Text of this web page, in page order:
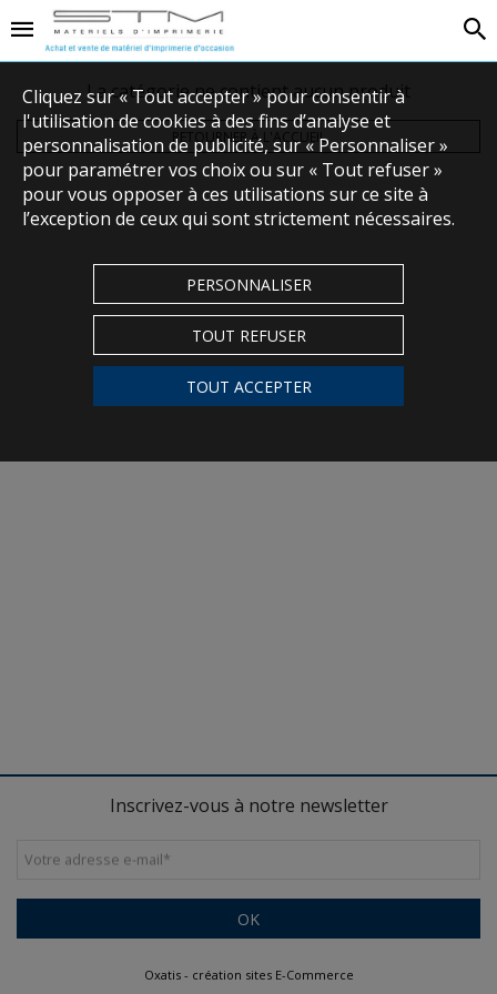
La catégorie ne contient aucun produit
RETOURNER À L'ACCUEIL
Cliquez sur « Tout accepter » pour consentir à
l'utilisation de cookies à des fins d’analyse et
personnalisation de publicité, sur « Personnaliser »
pour paramétrer vos choix ou sur « Tout refuser »
pour vous opposer à ces utilisations sur ce site à
l’exception de ceux qui sont strictement nécessaires.
PERSONNALISER
TOUT REFUSER
TOUT ACCEPTER
Inscrivez-vous à notre newsletter
Votre adresse e-mail*
OK
Oxatis - création sites E-Commerce